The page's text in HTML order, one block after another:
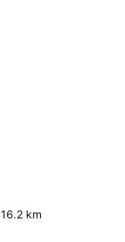
16.2 km